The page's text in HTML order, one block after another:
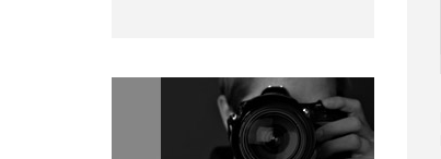
Окружающая среда
Политика
Правосудие